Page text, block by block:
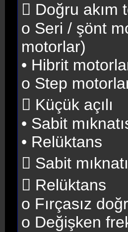
 Doğru akım
o Seri / şönt
motorlar)
• Hibrit
o Step
 Küçük açılı
• Sabit
• Relüktans
 Sabit
 Relüktans
o Fırçasız
o Değişken